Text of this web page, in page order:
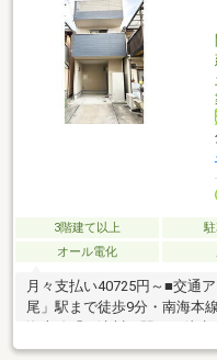
3階建て以上
オール電化
月々支払い40725円～■交通
尾」駅まで徒歩9分・南海本
やすい2階部分に配置されて